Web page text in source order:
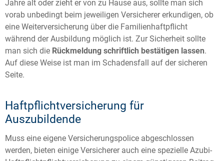
Jahre alt oder zieht er von zu Hause aus, sollte man sich
vorab unbedingt beim jeweiligen Versicherer erkundigen, ob
eine Weiterversicherung über die Familienhaftpflicht
während der Ausbildung möglich ist. Zur Sicherheit sollte
man sich die Rückmeldung schriftlich bestätigen lassen.
Auf diese Weise ist man im Schadensfall auf der sicheren
Seite.
Haftpflichtversicherung für
Auszubildende
Muss eine eigene Versicherungspolice abgeschlossen
werden, bieten einige Versicherer auch eine spezielle Azubi-